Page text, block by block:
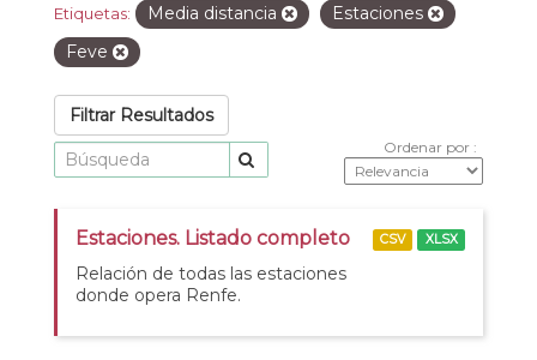
Etiquetas: Media distancia
Estaciones
Feve
Filtrar Resultados
Ordenar por
Estaciones. Listado completo
Relación de todas las estaciones
donde opera Renfe.
CSV XLSX